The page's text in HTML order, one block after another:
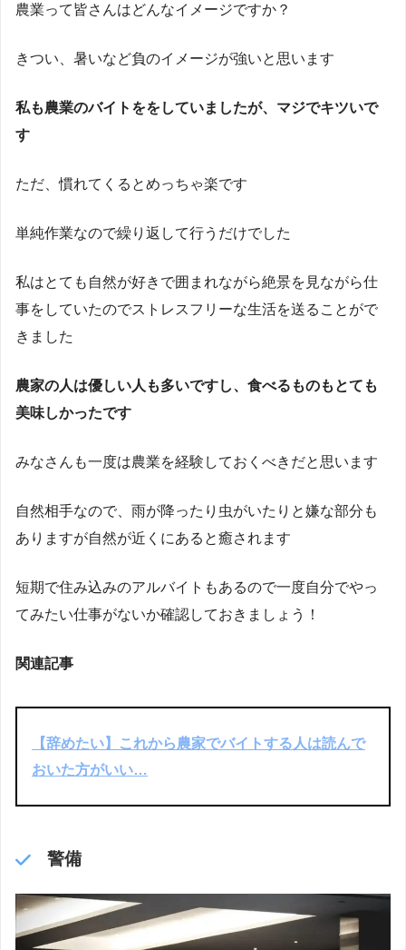
農業って皆さんはどんなイメージですか？
きつい、暑いなど負のイメージが強いと思います
私も農業のバイトををしていましたが、マジでキツいで
す
ただ、慣れてくるとめっちゃ楽です
単純作業なので繰り返して行うだけでした
私はとても自然が好きで囲まれながら絶景を見ながら仕
事をしていたのでストレスフリーな生活を送ることがで
きました
農家の人は優しい人も多いですし、食べるものもとても
美味しかったです
みなさんも一度は農業を経験しておくべきだと思います
自然相手なので、雨が降ったり虫がいたりと嫌な部分も
ありますが自然が近くにあると癒されます
短期で住み込みのアルバイトもあるので一度自分でやっ
てみたい仕事がないか確認しておきましょう！
関連記事
【辞めたい】これから農家でバイトする人は読んで
おいた方がいい…
警備